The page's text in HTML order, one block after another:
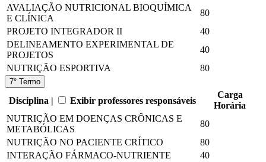
AVALIAÇÃO NUTRICIONAL BIOQUÍMICA
E CLÍNICA
80
PROJETO INTEGRADOR II
40
DELINEAMENTO EXPERIMENTAL DE
PROJETOS
40
NUTRIÇÃO ESPORTIVA
80
7° Termo
Disciplina | Exibir professores responsáveis
Carga
Horária
NUTRIÇÃO EM DOENÇAS CRÔNICAS E
METABÓLICAS
80
NUTRIÇÃO NO PACIENTE CRÍTICO
80
INTERAÇÃO FÁRMACO-NUTRIENTE
40